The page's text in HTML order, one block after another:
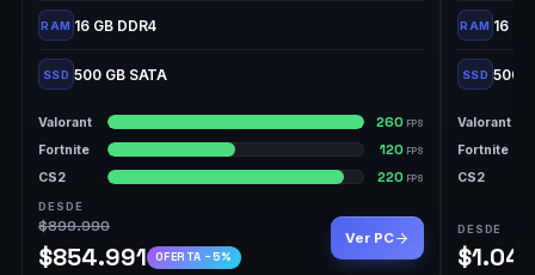
RAM 16 GB DDR4
SSD 500 GB SATA
Valorant 260FPS
Fortnite 120FPS
CS2 220FPS
DESDE
$899.990
$854.991 OFERTA −5%
Ver PC
RAM 16
SSD 500
Valorant
Fortnite
CS2
DESDE